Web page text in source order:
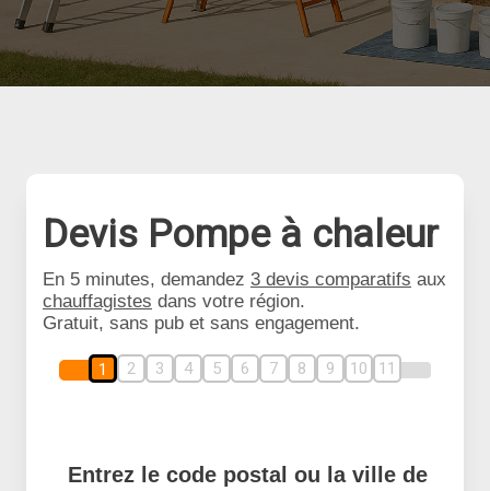
Devis Pompe à chaleur
En 5 minutes, demandez 3 devis comparatifs aux
chauffagistes dans votre région.
Gratuit, sans pub et sans engagement.
1 2 3 4 5 6 7 8 9 10 11
Entrez le code postal ou la ville de